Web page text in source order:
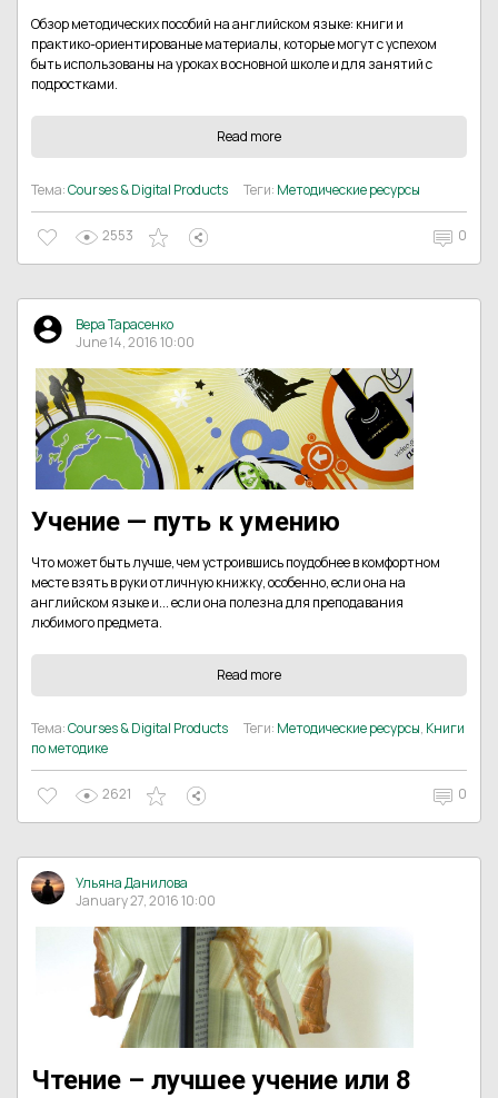
Обзор методических пособий на английском языке: книги и
практико-ориентированые материалы, которые могут с успехом
быть использованы на уроках в основной школе и для занятий с
подростками.
Read more
Тема:Courses & Digital Products Теги: Методические ресурсы
2553 0
Вера Тарасенко
June 14, 2016 10:00
Учение — путь к умению
Что может быть лучше, чем устроившись поудобнее в комфортном
месте взять в руки отличную книжку, особенно, если она на
английском языке и... если она полезна для преподавания
любимого предмета.
Read more
Тема:Courses & Digital Products Теги: Методические ресурсы, Книги
по методике
2621 0
Ульяна Данилова
January 27, 2016 10:00
Чтение – лучшее учение или 8